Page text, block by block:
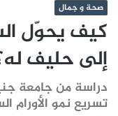
صحة و جمال
كيف يحوّل
إلى حليف
تسريع نمو الأورام